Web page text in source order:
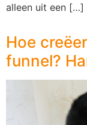
alleen uit een […]
Hoe
funnel?